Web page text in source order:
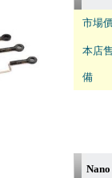
市場
本店
備